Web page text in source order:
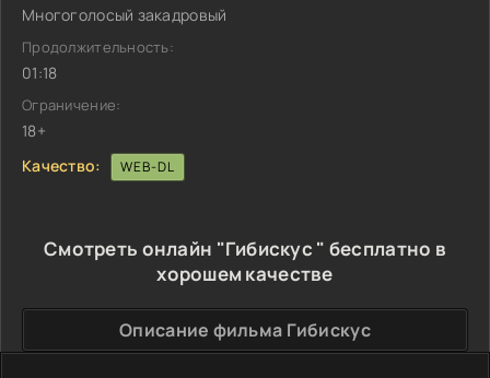
Многоголосый закадровый
Продолжительность:
01:18
Ограничение:
18+
Качество:
WEB-DL
Смотреть онлайн "Гибискус " бесплатно в
хорошем качестве
Описание фильма Гибискус